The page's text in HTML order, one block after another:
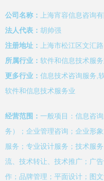
公司名称：
上海宵容信息咨询
法人代表： 胡帅强
注册地址：
上海市松江区文汇
所属行业： 软件和信息技术服
更多行业： 信息技术咨询服务,
软件和信息技术服务业
经营范围： 一般项目：信息咨
务）；企业管理咨询；企业形
服务；专业设计服务；技术服
流、技术转让、技术推广；广
作；品牌管理；平面设计；图